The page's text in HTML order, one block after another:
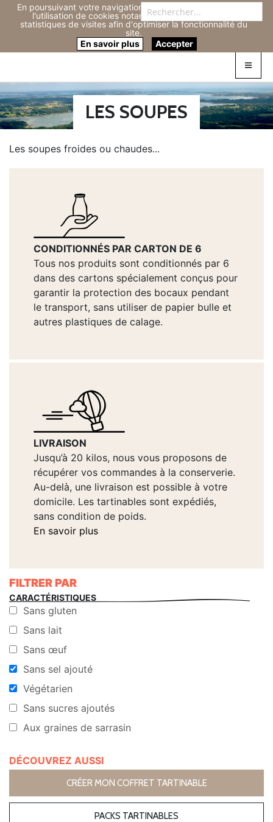
En poursuivant votre navigation sur ce site, vous acceptez
l'utilisation de cookies notamment pour réaliser des
statistiques de visites afin d'optimiser la fonctionnalité du
site.
En savoir plus
Accepter
Connexion
LES SOUPES
Les soupes froides ou chaudes...
CONDITIONNÉS PAR CARTON DE 6
Tous nos produits sont conditionnés par 6
dans des cartons spécialement conçus pour
garantir la protection des bocaux pendant
le transport, sans utiliser de papier bulle et
autres plastiques de calage.
LIVRAISON
Jusqu’à 20 kilos, nous vous proposons de
récupérer vos commandes à la conserverie.
Au-delà, une livraison est possible à votre
domicile. Les tartinables sont expédiés,
sans condition de poids.
En savoir plus
FILTRER PAR
CARACTÉRISTIQUES
Sans gluten
Sans lait
Sans œuf
Sans sel ajouté
Végétarien
Sans sucres ajoutés
Aux graines de sarrasin
DÉCOUVREZ AUSSI
CRÉER MON COFFRET TARTINABLE
PACKS TARTINABLES